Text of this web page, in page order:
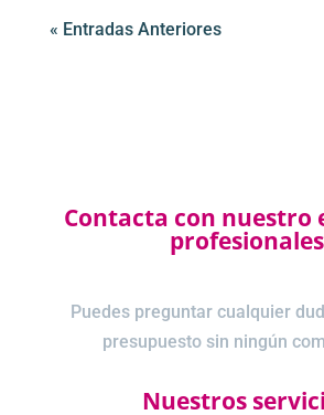
« Entradas Anteriores
Contacta con nuestro
profesionales
Puedes preguntar cualquier
presupuesto sin ningún
Nuestros